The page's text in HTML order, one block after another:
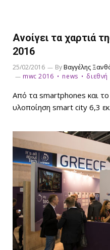
Ανοίγει τα χαρτιά
2016
25/02/2016 ByΒαγγέλης
mwc 2016
news διεθνή
Από τα smartphones και
υλοποίηση smart city 6,3